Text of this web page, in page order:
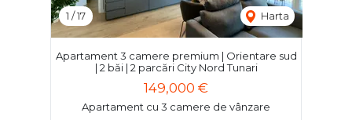
1 /17 Harta
Apartament 3 camere premium | Orientare sud
| 2 băi | 2 parcări City Nord Tunari
149,000 €
Apartament cu 3 camere de vânzare